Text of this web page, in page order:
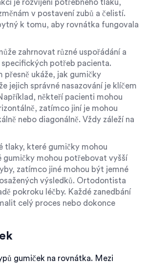
je rozvíjení potřebného tlaku,
v postavení zubů a čelistí.
k tomu, aby rovnátka fungovala
zahrnovat různé uspořádání a
potřeb pacienta.
ukáže, jak gumičky
jejich správné nasazování je klíčem
někteří pacienti mohou
zatímco jiní je mohou
nebo diagonálně. Vždy záleží na
tlaky, které gumičky mohou
mohou potřebovat vyšší
zatímco jiné mohou být jemné
výsledků. Ortodontista
pokroku léčby. Každé zanedbání
celý proces nebo dokonce
gumiček na rovnátka. Mezi